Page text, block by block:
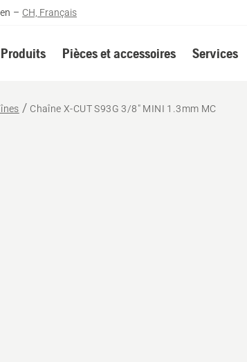
– CH, Français
Produits Pièces et accessoires Services
Chaîne X-CUT S93G 3/8" MINI 1.3mm MC